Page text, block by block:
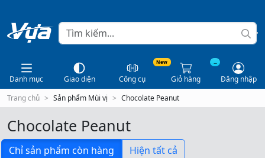
Danh mục Giao diện
New
Công cụ
...
Giỏ hàng
Đăng nhập
Trang chủ
Sản phẩm Mùi vị Chocolate Peanut
Chocolate Peanut
Chỉ sản phẩm còn hàng Hiện tất cả